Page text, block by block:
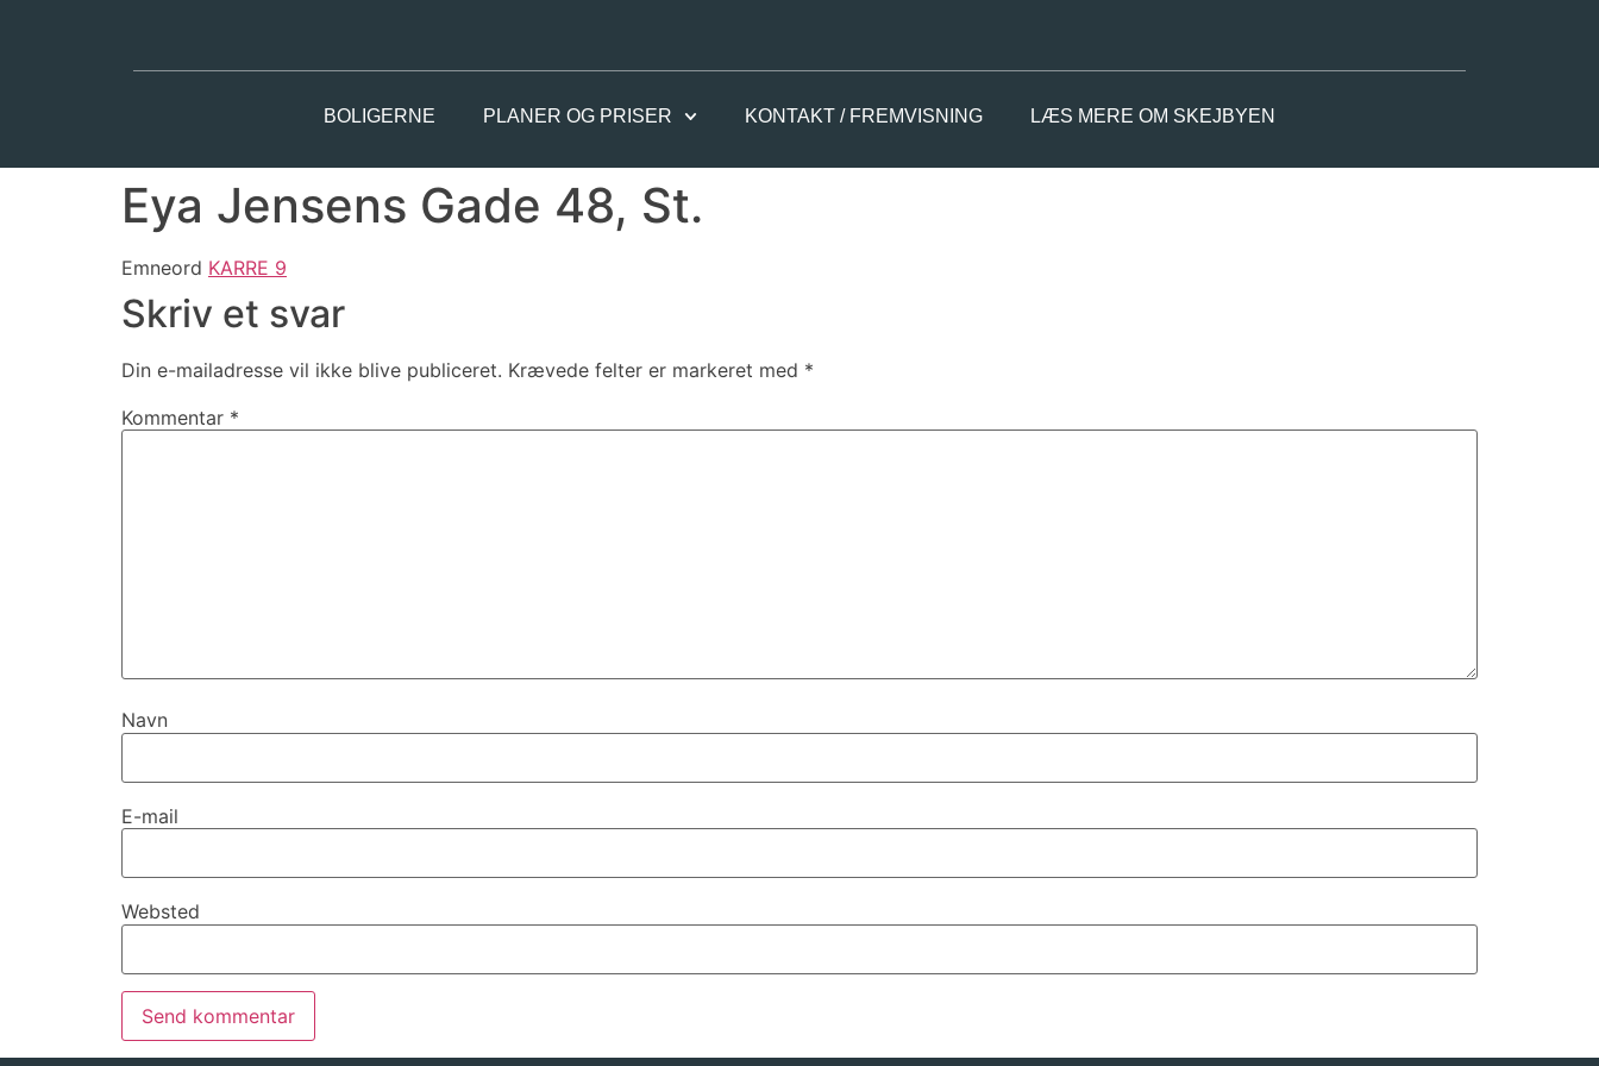
BOLIGERNE PLANER OG PRISER KONTAKT / FREMVISNING LÆS MERE OM SKEJBYEN
Eya Jensens Gade 48, St.
Emneord KARRE 9
Skriv et svar
Din e-mailadresse vil ikke blive publiceret. Krævede felter er markeret med *
Kommentar *
Navn
E-mail
Websted